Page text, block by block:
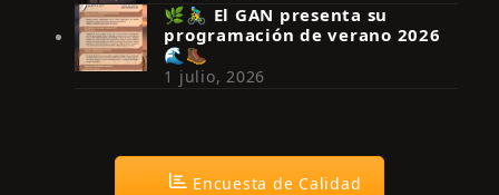
🌿🚴‍♂️ El GAN presenta su
programación de verano 2026
🌊🥾
1 julio, 2026
Encuesta de Calidad